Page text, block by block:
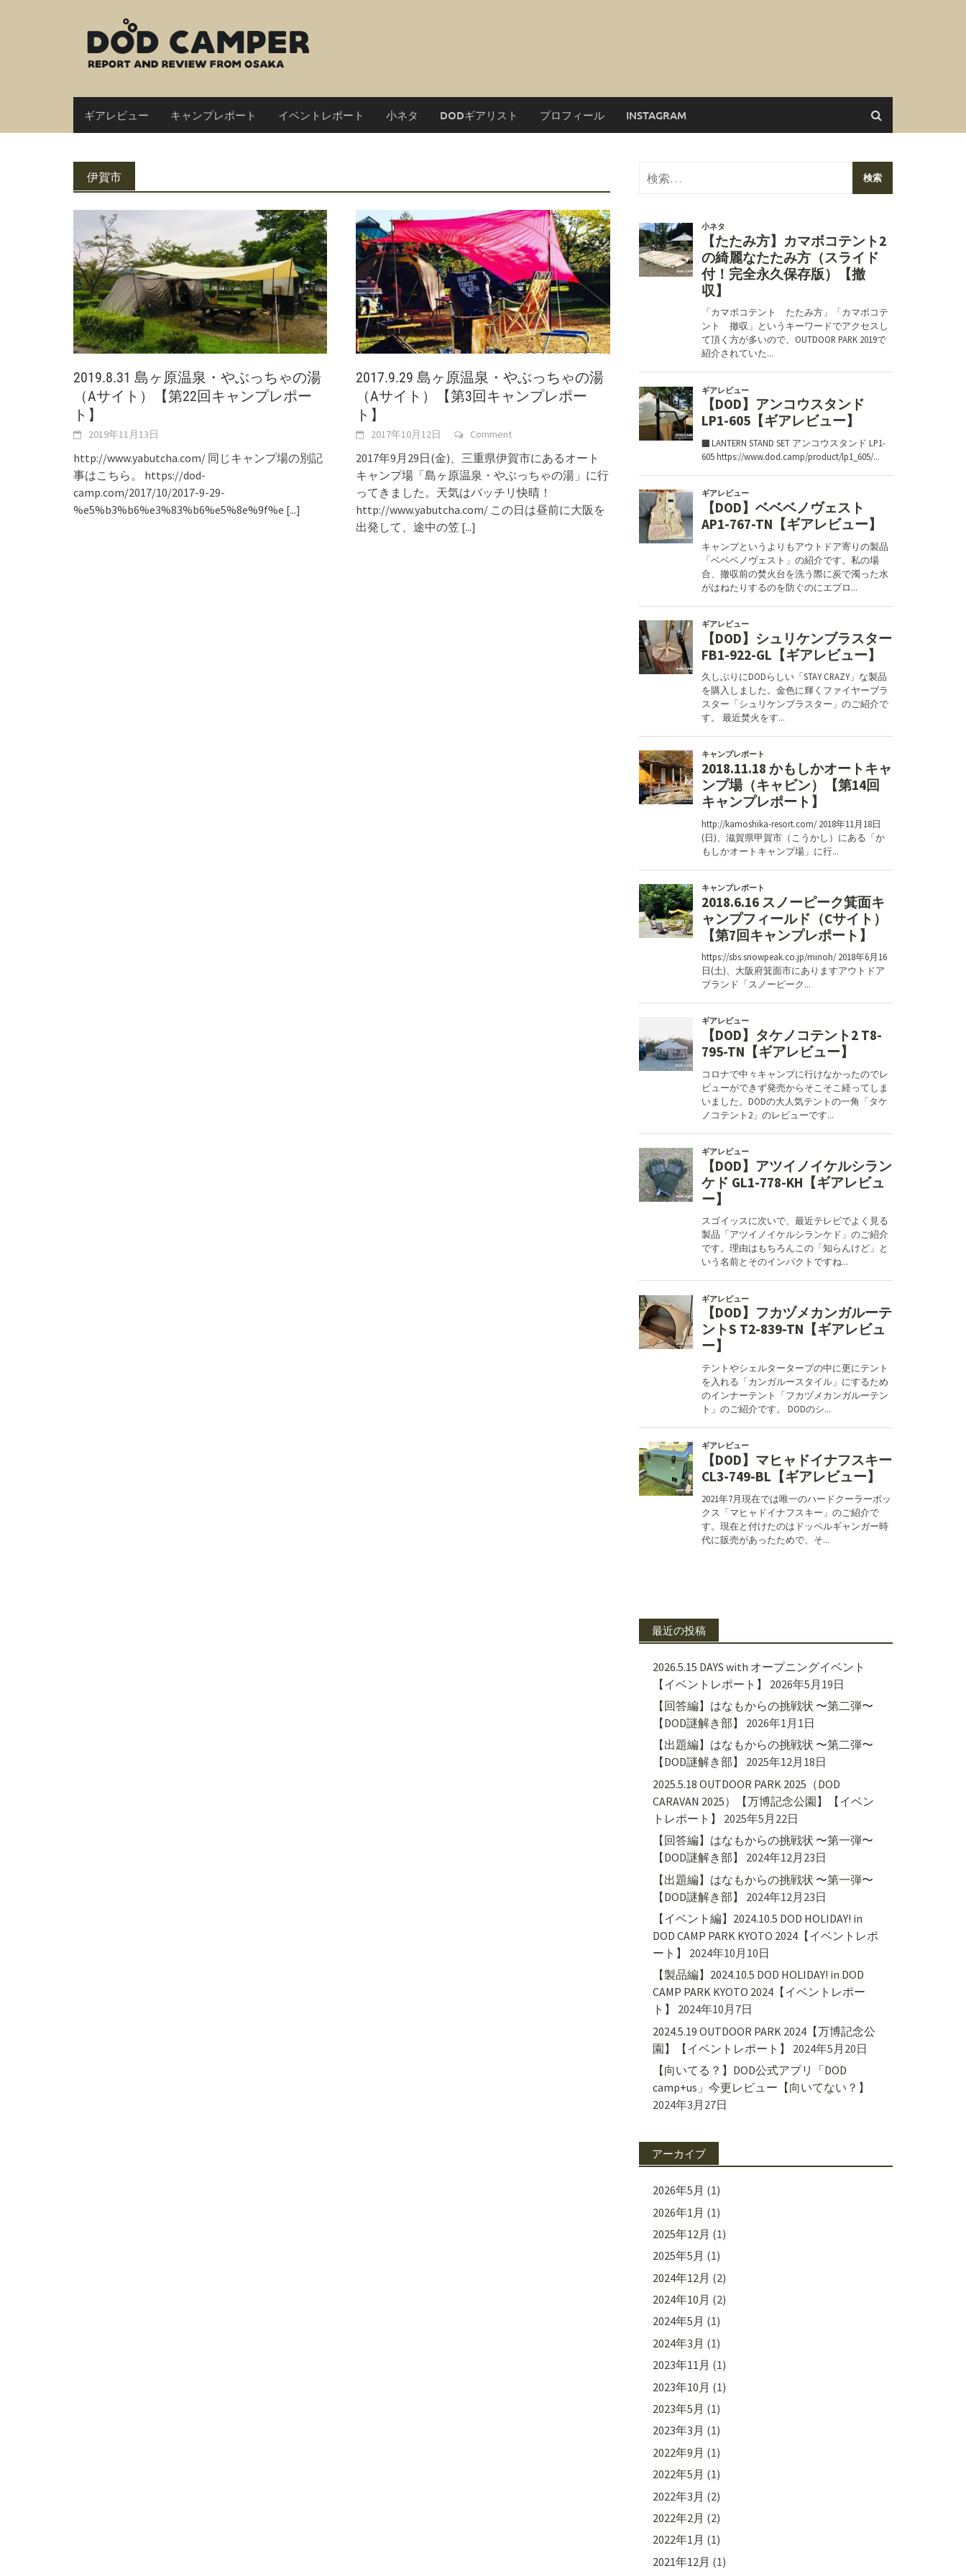
ギアレビュー キャンプレポート イベントレポート 小ネタ DODギアリスト プロフィール INSTAGRAM
伊賀市
2019.8.31 島ヶ原温泉・やぶっちゃの湯
（Aサイト）【第22回キャンプレポー
ト】
2019年11月13日
http://www.yabutcha.com/ 同じキャンプ場の別記
事はこちら。 https://dod-
camp.com/2017/10/2017-9-29-
%e5%b3%b6%e3%83%b6%e5%8e%9f%e [...]
2017.9.29 島ヶ原温泉・やぶっちゃの湯
（Aサイト）【第3回キャンプレポー
ト】
2017年10月12日 Comment
2017年9月29日(金)、三重県伊賀市にあるオート
キャンプ場「島ヶ原温泉・やぶっちゃの湯」に行
ってきました。天気はバッチリ快晴！
http://www.yabutcha.com/ この日は昼前に大阪を
出発して、途中の笠 [...]
検
索:
最近の投稿
2026.5.15 DAYS with オープニングイベント
【イベントレポート】
2026年5月19日
【回答編】はなもからの挑戦状 〜第二弾〜
【DOD謎解き部】
2026年1月1日
【出題編】はなもからの挑戦状 〜第二弾〜
【DOD謎解き部】
2025年12月18日
2025.5.18 OUTDOOR PARK 2025（DOD
CARAVAN 2025）【万博記念公園】【イベン
トレポート】
2025年5月22日
【回答編】はなもからの挑戦状 〜第一弾〜
【DOD謎解き部】
2024年12月23日
【出題編】はなもからの挑戦状 〜第一弾〜
【DOD謎解き部】
2024年12月23日
【イベント編】2024.10.5 DOD HOLIDAY! in
DOD CAMP PARK KYOTO 2024【イベントレポ
ート】
2024年10月10日
【製品編】2024.10.5 DOD HOLIDAY! in DOD
CAMP PARK KYOTO 2024【イベントレポー
ト】
2024年10月7日
2024.5.19 OUTDOOR PARK 2024【万博記念公
園】【イベントレポート】
2024年5月20日
【向いてる？】DOD公式アプリ「DOD
camp+us」今更レビュー【向いてない？】
2024年3月27日
アーカイブ
2026年5月 (1)
2026年1月 (1)
2025年12月 (1)
2025年5月 (1)
2024年12月 (2)
2024年10月 (2)
2024年5月 (1)
2024年3月 (1)
2023年11月 (1)
2023年10月 (1)
2023年5月 (1)
2023年3月 (1)
2022年9月 (1)
2022年5月 (1)
2022年3月 (2)
2022年2月 (2)
2022年1月 (1)
2021年12月 (1)